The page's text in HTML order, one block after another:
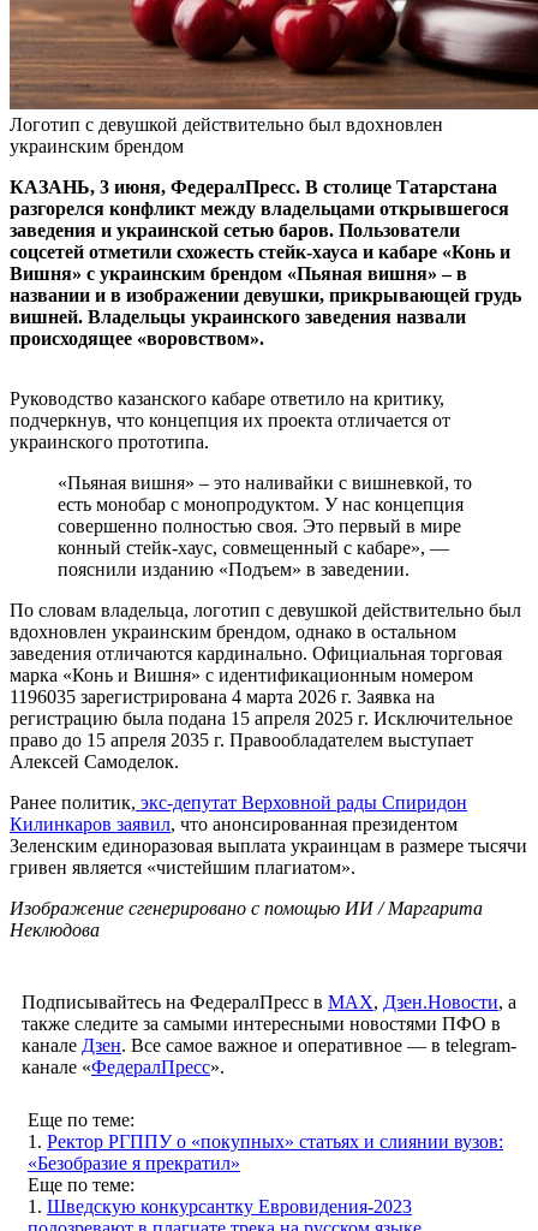
Логотип с девушкой действительно был вдохновлен
украинским брендом
КАЗАНЬ, 3 июня, ФедералПресс. В столице Татарстана
разгорелся конфликт между владельцами открывшегося
заведения и украинской сетью баров. Пользователи
соцсетей отметили схожесть стейк-хауса и кабаре «Конь и
Вишня» с украинским брендом «Пьяная вишня» – в
названии и в изображении девушки, прикрывающей грудь
вишней. Владельцы украинского заведения назвали
происходящее «воровством».
Руководство казанского кабаре ответило на критику,
подчеркнув, что концепция их проекта отличается от
украинского прототипа.
«Пьяная вишня» – это наливайки с вишневкой, то
есть монобар с монопродуктом. У нас концепция
совершенно полностью своя. Это первый в мире
конный стейк-хаус, совмещенный с кабаре», —
пояснили изданию «Подъем» в заведении.
По словам владельца, логотип с девушкой действительно был
вдохновлен украинским брендом, однако в остальном
заведения отличаются кардинально. Официальная торговая
марка «Конь и Вишня» с идентификационным номером
1196035 зарегистрирована 4 марта 2026 г. Заявка на
регистрацию была подана 15 апреля 2025 г. Исключительное
право до 15 апреля 2035 г. Правообладателем выступает
Алексей Самоделок.
Ранее политик, экс-депутат Верховной рады Спиридон
Килинкаров заявил, что анонсированная президентом
Зеленским единоразовая выплата украинцам в размере тысячи
гривен является «чистейшим плагиатом».
Изображение сгенерировано с помощью ИИ / Маргарита
Неклюдова
Подписывайтесь на ФедералПресс в МАХ, Дзен.Новости, а
также следите за самыми интересными новостями ПФО в
канале Дзен. Все самое важное и оперативное — в telegram-
канале «ФедералПресс».
Еще по теме:
1. Ректор РГППУ о «покупных» статьях и слиянии вузов:
«Безобразие я прекратил»
Еще по теме:
1. Шведскую конкурсантку Евровидения-2023